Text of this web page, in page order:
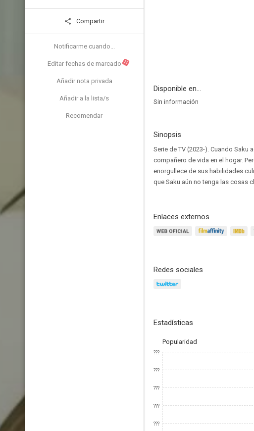
Compartir
Notificarme cuando...
Editar fechas de marcado N
Añadir nota privada
Añadir a la lista/s
Recomendar
Disponible en...
Sin información
Sinopsis
Serie de TV (2023-). Cuando Saku
compañero de vida en el hogar.
enorgullece de sus habilidades
que Saku aún no tenga las cosas
Enlaces externos
Redes sociales
Estadísticas
Popularidad
???
???
???
???
???